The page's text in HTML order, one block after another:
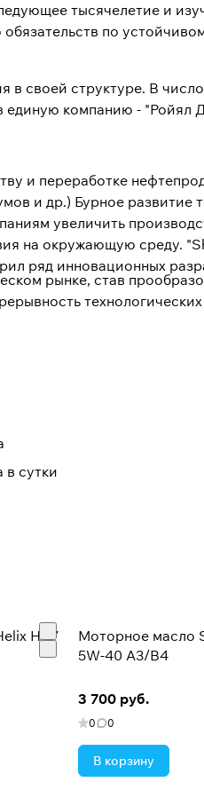
тысячелетие и
по
своей структуре. В
единую компанию - "Ройял
и переработке
и др.) Бурное развитие
увеличить
на окружающую среду.
ряд инновационных
рынке, став
в сутки
насчитывает более 46 тыс.
HX7
Моторное масло
5W-40 A3/B4
3 700 руб.
0 0
В корзину